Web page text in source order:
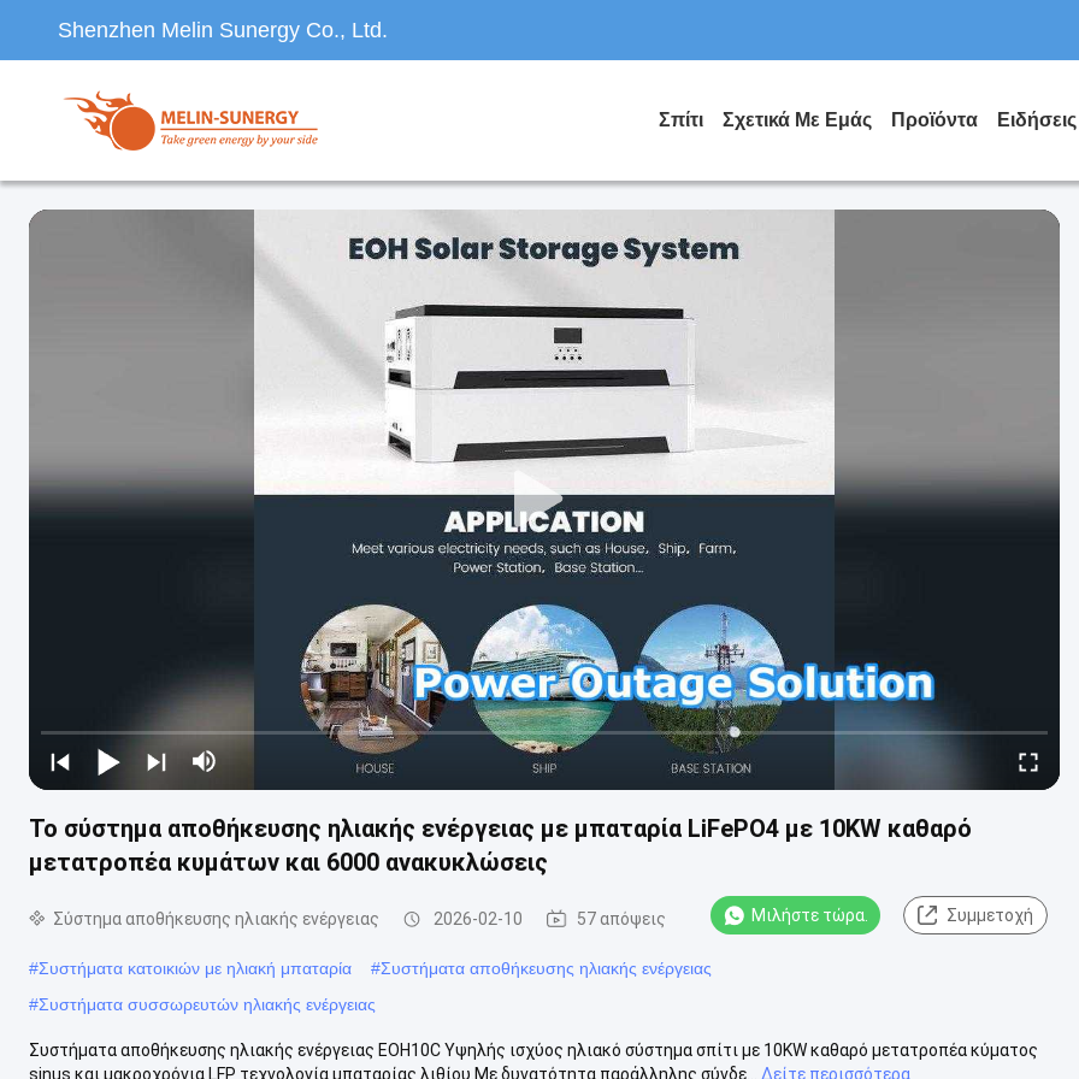
Shenzhen Melin Sunergy Co., Ltd.
Σπίτι Σχετικά Με Εμάς Προϊόντα Ειδήσεις
Το σύστημα αποθήκευσης ηλιακής ενέργειας με μπαταρία LiFePO4 με 10KW καθαρό
μετατροπέα κυμάτων και 6000 ανακυκλώσεις
Σύστημα αποθήκευσης ηλιακής ενέργειας 2026-02-10 57 απόψεις Μιλήστε τώρα. Συμμετοχή
#Συστήματα κατοικιών με ηλιακή μπαταρία #Συστήματα αποθήκευσης ηλιακής ενέργειας
#Συστήματα συσσωρευτών ηλιακής ενέργειας
Συστήματα αποθήκευσης ηλιακής ενέργειας EOH10C Υψηλής ισχύος ηλιακό σύστημα σπίτι με 10KW καθαρό μετατροπέα κύματος
sinus και μακροχρόνια LFP τεχνολογία μπαταρίας λιθίου.Με δυνατότητα παράλληλης σύνδε...
Δείτε περισσότερα